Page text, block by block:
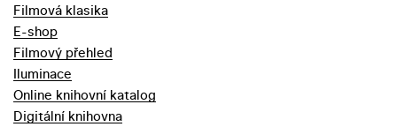
Filmová klasika
E-shop
Filmový přehled
Iluminace
Online knihovní katalog
Digitální knihovna